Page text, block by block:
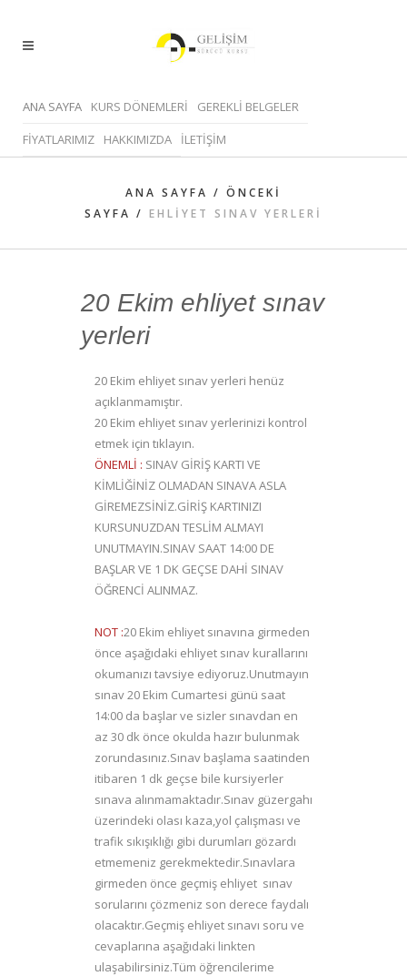
ANA SAYFA KURS DÖNEMLERİ
GEREKLİ BELGELER
FİYATLARIMIZ
HAKKIMIZDA İLETİŞİM
ANA SAYFA / ÖNCEKI
SAYFA / EHLIYET SINAV YERLERI
20 Ekim ehliyet sınav
yerleri
20 Ekim ehliyet sınav yerleri henüz
açıklanmamıştır.
20 Ekim ehliyet sınav yerlerinizi kontrol
etmek için tıklayın.
ÖNEMLİ : SINAV GİRİŞ KARTI VE
KİMLİĞİNİZ OLMADAN SINAVA ASLA
GİREMEZSİNİZ.GİRİŞ KARTINIZI
KURSUNUZDAN TESLİM ALMAYI
UNUTMAYIN.SINAV SAAT 14:00 DE
BAŞLAR VE 1 DK GEÇSE DAHİ SINAV
ÖĞRENCİ ALINMAZ.
NOT :20 Ekim ehliyet sınavına girmeden
önce aşağıdaki ehliyet sınav kurallarını
okumanızı tavsiye ediyoruz.Unutmayın
sınav 20 Ekim Cumartesi günü saat
14:00 da başlar ve sizler sınavdan en
az 30 dk önce okulda hazır bulunmak
zorundasınız.Sınav başlama saatinden
itibaren 1 dk geçse bile kursiyerler
sınava alınmamaktadır.Sınav güzergahı
üzerindeki olası kaza,yol çalışması ve
trafik sıkışıklığı gibi durumları gözardı
etmemeniz gerekmektedir.Sınavlara
girmeden önce geçmiş ehliyet sınav
sorularını çözmeniz son derece faydalı
olacaktır.Geçmiş ehliyet sınavı soru ve
cevaplarına aşağıdaki linkten
ulaşabilirsiniz.Tüm öğrencilerime